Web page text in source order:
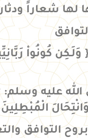
لها شعاراً
كُونُواْ
الله عليه
التوافق